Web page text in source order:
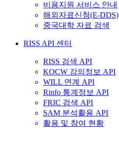
비용지원 서비스 안내
해외자료신청(E-DDS)
중국대학 자료 검색
RISS API 센터
RISS 검색 API
KOCW 강의정보 API
WILL 연계 API
Rinfo 통계정보 API
FRIC 검색 API
SAM 분석활용 API
활용 및 참여 현황